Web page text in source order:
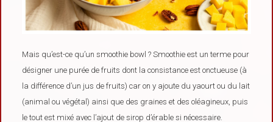
Mais qu’est-ce qu’un smoothie bowl ? Smoothie est un terme pour
désigner une purée de fruits dont la consistance est onctueuse (à
la différence d’un jus de fruits) car on y ajoute du yaourt ou du lait
(animal ou végétal) ainsi que des graines et des oléagineux, puis
le tout est mixé avec l’ajout de sirop d’érable si nécessaire.